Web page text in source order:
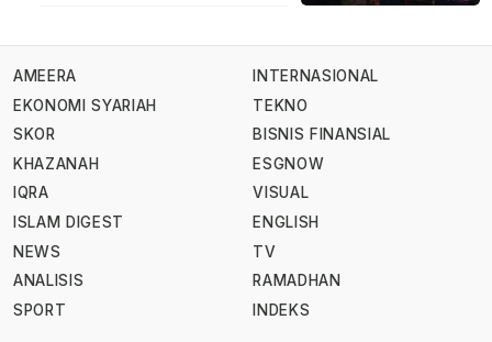
AMEERA
EKONOMI SYARIAH
SKOR
KHAZANAH
IQRA
ISLAM DIGEST
NEWS
ANALISIS
SPORT
INTERNASIONAL
TEKNO
BISNIS FINANSIAL
ESGNOW
VISUAL
ENGLISH
TV
RAMADHAN
INDEKS